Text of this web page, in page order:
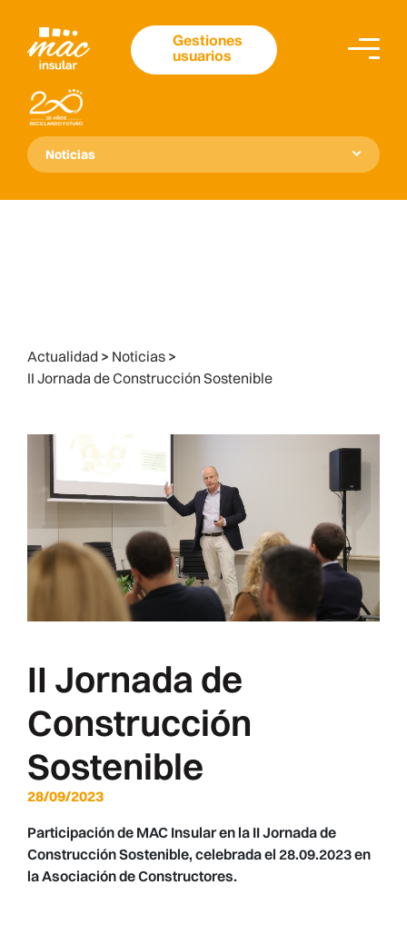
Gestiones
usuarios
Noticias
Actualidad > Noticias >
II Jornada de Construcción Sostenible
II Jornada de
Construcción
Sostenible
28/09/2023
Participación de MAC Insular en la II Jornada de
Construcción Sostenible, celebrada el 28.09.2023 en
la Asociación de Constructores.